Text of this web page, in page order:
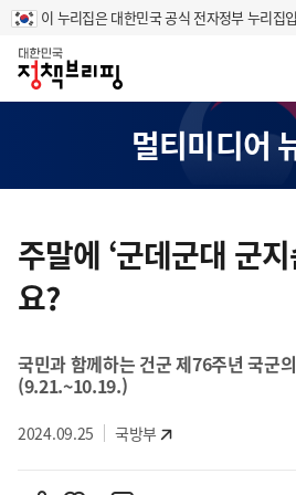
이 누리집은 대한민국 공식 전자정부 누리집
홈
멀티미디어
텐
츠
영
주말에 ‘군데군대 군
요?
국민과 함께하는 건군 제76주년 국군
(9.21.~10.19.)
2024.09.25 국방부